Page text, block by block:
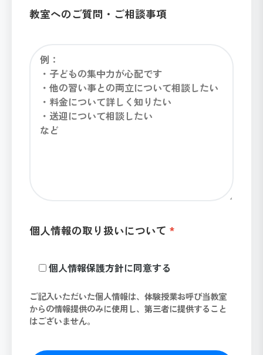
教室へのご質問・ご相談事項
個人情報の取り扱いについて
個人情報保護方針に同意する
ご記入いただいた個人情報は、体験授業お呼び当教室
からの情報提供のみに使用し、第三者に提供すること
はございません。